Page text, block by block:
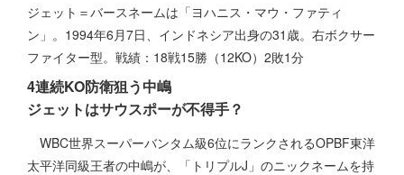
ジェット＝バースネームは「ヨハニス・マウ・ファティ
ン」。1994年6月7日、インドネシア出身の31歳。右ボクサー
ファイター型。戦績：18戦15勝（12KO）2敗1分
4連続KO防衛狙う中嶋
ジェットはサウスポーが不得手？
WBC世界スーパーバンタム級6位にランクされるOPBF東洋
太平洋同級王者の中嶋が、「トリプルJ」のニックネームを持